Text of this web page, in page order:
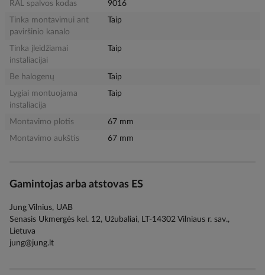
RAL spalvos kodas
9016
Tinka montavimui ant
paviršinio kanalo
Taip
Tinka įleidžiamai
instaliacijai
Taip
Be halogenų
Taip
Lygiai montuojama
instaliacija
Taip
Montavimo plotis
67 mm
Montavimo aukštis
67 mm
Gamintojas arba atstovas ES
Jung Vilnius, UAB
Senasis Ukmergės kel. 12, Užubaliai, LT-14302 Vilniaus r. sav.,
Lietuva
jung@jung.lt